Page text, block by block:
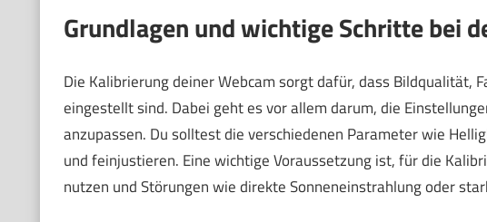
Grundlagen und wichtige Schritte bei
Die Kalibrierung deiner Webcam sorgt dafür, dass Bildqualität,
eingestellt sind. Dabei geht es vor allem darum, die
anzupassen. Du solltest die verschiedenen Parameter wie
und feinjustieren. Eine wichtige Voraussetzung ist, für die
nutzen und Störungen wie direkte Sonneneinstrahlung oder